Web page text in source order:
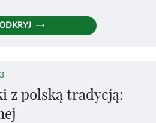
z polską tradycją: